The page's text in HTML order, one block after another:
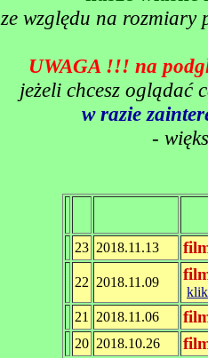
ze względu na
UWAGA !!! na
jeżeli chcesz oglądać
w razie
-
23 2018.11.13
22 2018.11.09
21
2018.11.06
20 2018.10.26